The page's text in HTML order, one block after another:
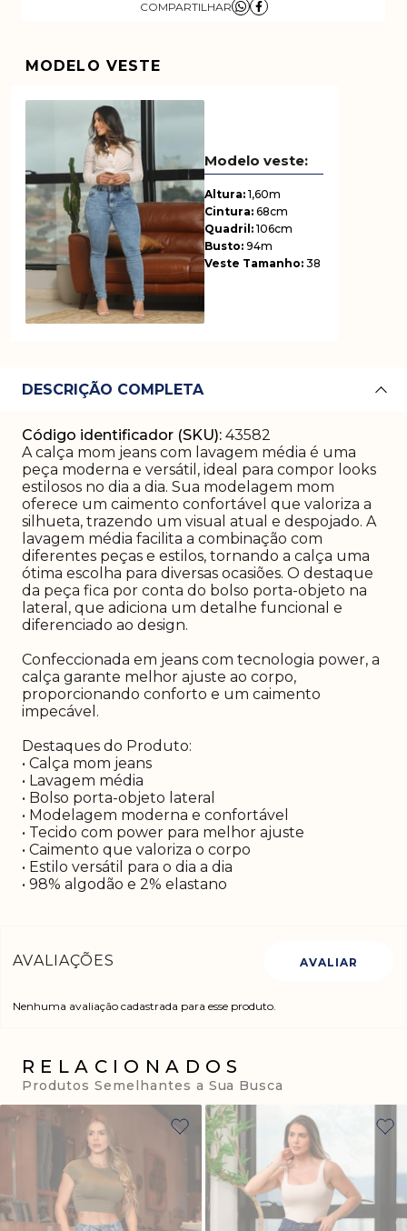
MODELO VESTE
Altura: 1,60m
Cintura: 68cm
Quadril: 106cm
Busto: 94m
Veste Tamanho: 38
DESCRIÇÃO COMPLETA
Código identificador (SKU): 43582
A calça mom jeans com lavagem média é uma
peça moderna e versátil, ideal para compor looks
estilosos no dia a dia. Sua modelagem mom
oferece um caimento confortável que valoriza a
silhueta, trazendo um visual atual e despojado. A
lavagem média facilita a combinação com
diferentes peças e estilos, tornando a calça uma
ótima escolha para diversas ocasiões. O destaque
da peça fica por conta do bolso porta-objeto na
lateral, que adiciona um detalhe funcional e
diferenciado ao design.
Confeccionada em jeans com tecnologia power, a
calça garante melhor ajuste ao corpo,
proporcionando conforto e um caimento
impecável.
Destaques do Produto:
• Calça mom jeans
• Lavagem média
• Bolso porta-objeto lateral
• Modelagem moderna e confortável
• Tecido com power para melhor ajuste
• Caimento que valoriza o corpo
• Estilo versátil para o dia a dia
• 98% algodão e 2% elastano
Nenhuma avaliação cadastrada para esse produto.
RELACIONADOS